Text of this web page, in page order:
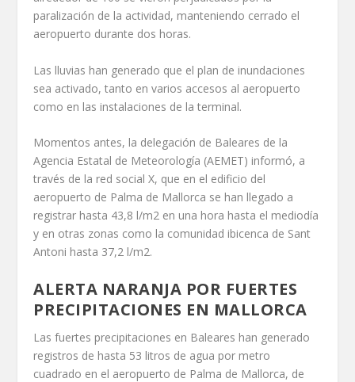
paralización de la actividad, manteniendo cerrado el
aeropuerto durante dos horas.
Las lluvias han generado que el plan de inundaciones
sea activado, tanto en varios accesos al aeropuerto
como en las instalaciones de la terminal.
Momentos antes, la delegación de Baleares de la
Agencia Estatal de Meteorología (AEMET) informó, a
través de la red social X, que en el edificio del
aeropuerto de Palma de Mallorca se han llegado a
registrar hasta 43,8 l/m2 en una hora hasta el mediodía
y en otras zonas como la comunidad ibicenca de Sant
Antoni hasta 37,2 l/m2.
ALERTA NARANJA POR FUERTES
PRECIPITACIONES EN MALLORCA
Las fuertes precipitaciones en Baleares han generado
registros de hasta 53 litros de agua por metro
cuadrado en el aeropuerto de Palma de Mallorca, de